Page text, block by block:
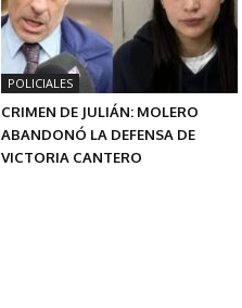
POLICIALES
CRIMEN DE JULIÁN: MOLERO
ABANDONÓ LA DEFENSA DE
VICTORIA CANTERO